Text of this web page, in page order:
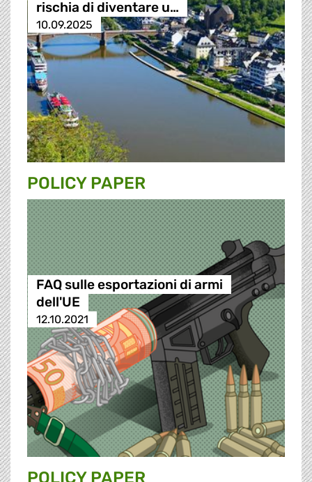
rischia di diventare u…
10.09.2025
POLICY PAPER
FAQ sulle esportazioni di armi
dell'UE
12.10.2021
POLICY PAPER